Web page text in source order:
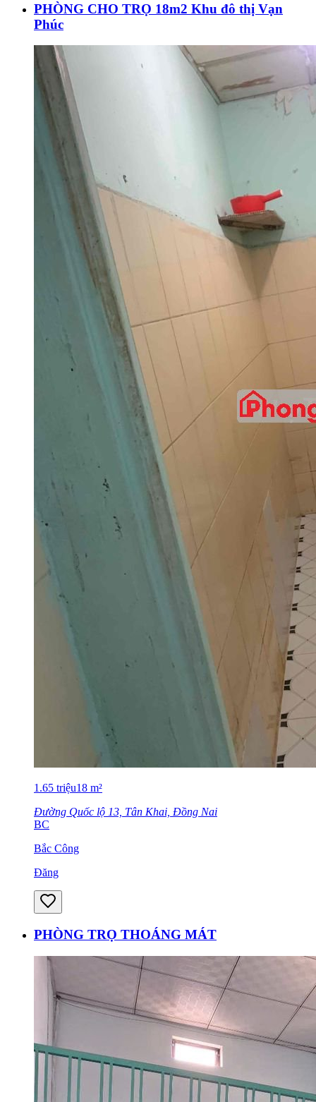
PHÒNG CHO TRỌ 18m2 Khu đô thị Vạn
Phúc
1.65 triệu18 m²
Đường Quốc lộ 13, Tân Khai, Đồng Nai
BC
Bắc Công
Đăng
PHÒNG TRỌ THOÁNG MÁT